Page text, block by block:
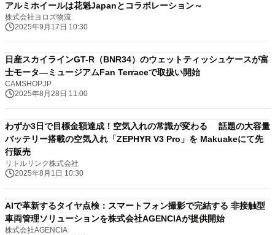
アルミホイールは花魁Japanとコラボレーション～
株式会社ヨロズ物流
2025年9月17日 10:30
日産スカイラインGT-R（BNR34）のウェットティッシュケースが富
士モータ―ミュージアムFan Terraceで取扱い開始
CAMSHOP.JP
2025年8月28日 11:00
わずか3日で目標金額達成！空気入れの常識が変わる 話題の大容量
バッテリー搭載の空気入れ「ZEPHYR V3 Pro」を Makuakeにて先
行販売
リトルリンク株式会社
2025年8月1日 10:30
AIで革新するタイヤ点検：スマートフォン撮影で完結する 非接触型
車両管理ソリューションを株式会社AGENCIAが提供開始
株式会社AGENCIA